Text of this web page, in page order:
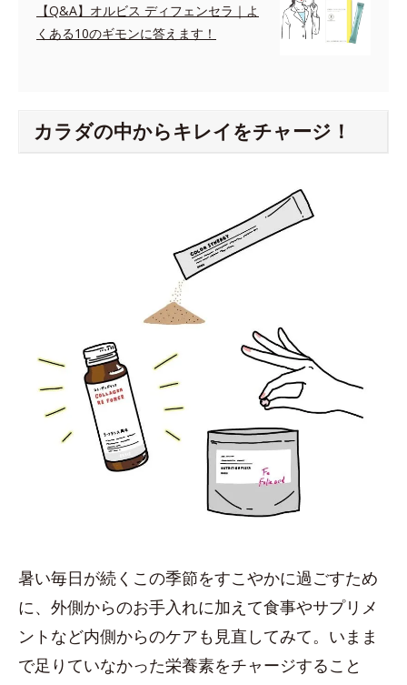
【Q&A】オルビス ディフェンセラ｜よ
くある10のギモンに答えます！
カラダの中からキレイをチャージ！
暑い毎日が続くこの季節をすこやかに過ごすため
に、外側からのお手入れに加えて食事やサプリメ
ントなど内側からのケアも見直してみて。いまま
で足りていなかった栄養素をチャージすること